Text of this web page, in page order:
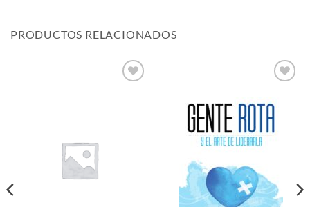
PRODUCTOS RELACIONADOS
lista de
deseos